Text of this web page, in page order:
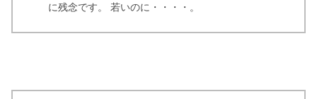
に残念です。 若いのに・・・・。